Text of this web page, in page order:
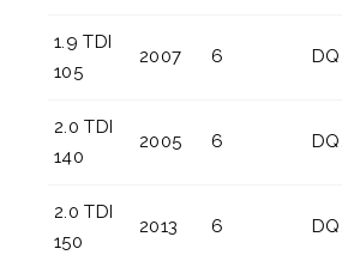
1.9 TDI
105
2007 6
2.0 TDI
140
2005 6
2.0 TDI
150
2013 6